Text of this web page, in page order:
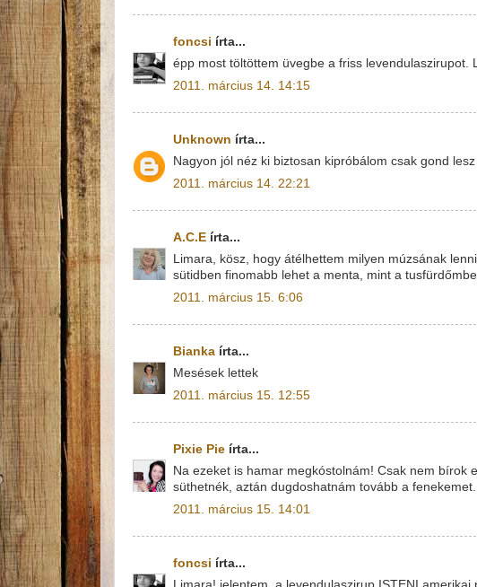
foncsi írta...
épp most töltöttem üvegbe a friss levendulaszirupot.
2011. március 14. 14:15
Unknown írta...
Nagyon jól néz ki biztosan kipróbálom csak gond
2011. március 14. 22:21
A.C.E írta...
Limara, kösz, hogy átélhettem milyen múzsának
sütidben finomabb lehet a menta, mint a
2011. március 15. 6:06
Bianka írta...
Mesések lettek
2011. március 15. 12:55
Pixie Pie írta...
Na ezeket is hamar megkóstolnám! Csak nem bírok
süthetnék, aztán dugdoshatnám tovább a
2011. március 15. 14:01
foncsi írta...